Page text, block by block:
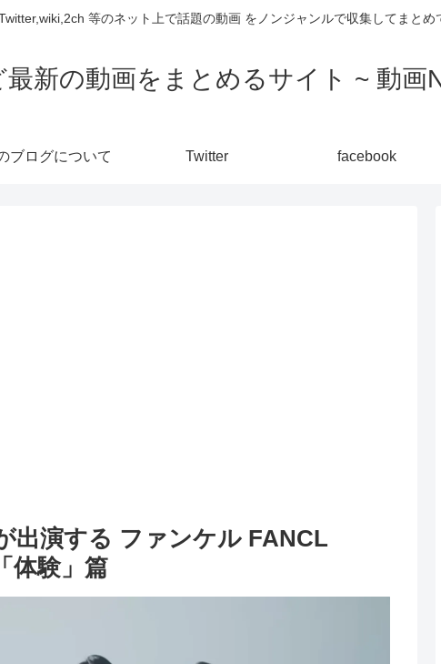
等のネット上で話題の動画 をノンジャンルで収集してまとめ
最新の動画をまとめるサイト ~ 動画
ブログについて Twitter facebook
出演する ファンケル FANCL
体験」篇